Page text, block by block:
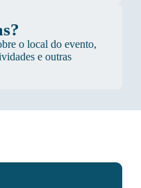
o local do evento,
e outras